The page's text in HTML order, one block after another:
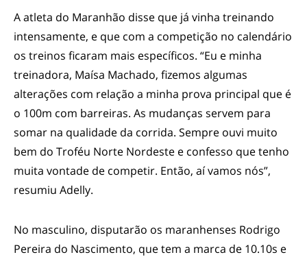
A atleta do Maranhão disse que já vinha treinando
intensamente, e que com a competição no calendário
os treinos ficaram mais específicos. “Eu e minha
treinadora, Maísa Machado, fizemos algumas
alterações com relação a minha prova principal que é
o 100m com barreiras. As mudanças servem para
somar na qualidade da corrida. Sempre ouvi muito
bem do Troféu Norte Nordeste e confesso que tenho
muita vontade de competir. Então, aí vamos nós”,
resumiu Adelly.
No masculino, disputarão os maranhenses Rodrigo
Pereira do Nascimento, que tem a marca de 10.10s e